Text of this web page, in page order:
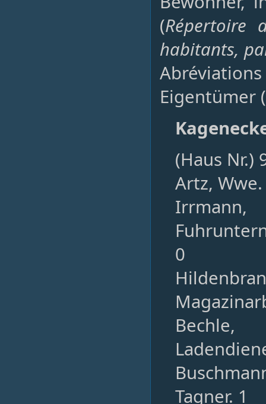
(Répertoire
habitants,
Eigentümer
(Haus Nr.)
Artz,
Irrmann,
0
Bechle,
Tagner. 1